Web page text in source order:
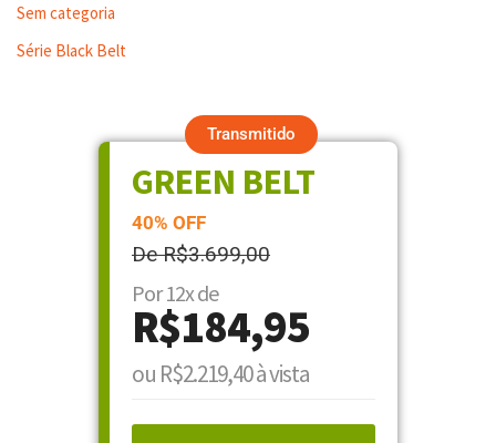
Sem categoria
Série Black Belt
Transmitido
GREEN BELT
40% OFF
De R$3.699,00
Por 12x de
R$184,95
ou R$2.219,40 à vista